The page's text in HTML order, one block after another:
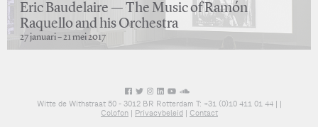
Eric Baudelaire — The Music of Ramón
Raquello and his Orchestra
27 januari – 21 mei 2017
Witte de Withstraat 50 - 3012 BR Rotterdam T: +31 (0)10 411 01 44 |
Colofon| Privacybeleid Contact